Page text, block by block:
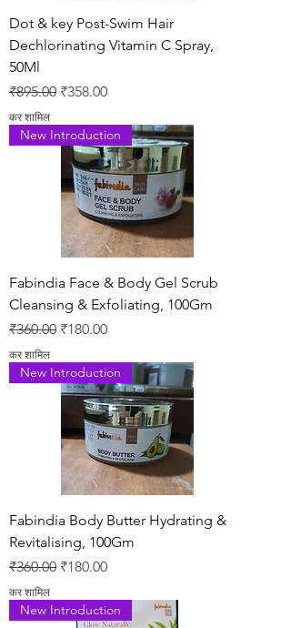
Dot & key Post-Swim Hair
Dechlorinating Vitamin C Spray,
50Ml
नियमित मूल्य
₹895.00 बिक्री मूल्य
₹358.00
कर शामिल
New Introduction
Fabindia Face & Body Gel Scrub
Cleansing & Exfoliating, 100Gm
नियमित मूल्य
₹360.00 बिक्री मूल्य
₹180.00
कर शामिल
New Introduction
Fabindia Body Butter Hydrating &
Revitalising, 100Gm
नियमित मूल्य
₹360.00 बिक्री मूल्य
₹180.00
कर शामिल
New Introduction